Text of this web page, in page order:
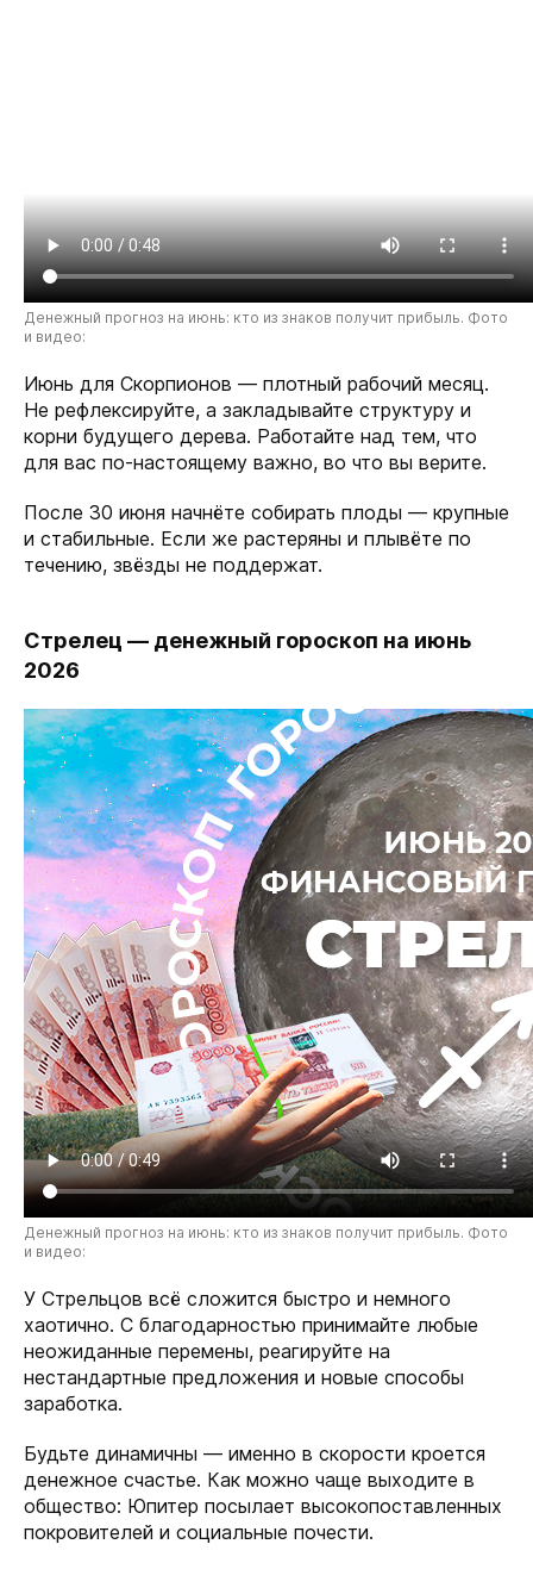
Денежный прогноз на июнь: кто из знаков получит прибыль. Фото
и видео:
Июнь для Скорпионов — плотный рабочий месяц.
Не рефлексируйте, а закладывайте структуру и
корни будущего дерева. Работайте над тем, что
для вас по-настоящему важно, во что вы верите.
После 30 июня начнёте собирать плоды — крупные
и стабильные. Если же растеряны и плывёте по
течению, звёзды не поддержат.
Стрелец — денежный гороскоп на июнь
2026
Денежный прогноз на июнь: кто из знаков получит прибыль. Фото
и видео:
У Стрельцов всё сложится быстро и немного
хаотично. С благодарностью принимайте любые
неожиданные перемены, реагируйте на
нестандартные предложения и новые способы
заработка.
Будьте динамичны — именно в скорости кроется
денежное счастье. Как можно чаще выходите в
общество: Юпитер посылает высокопоставленных
покровителей и социальные почести.